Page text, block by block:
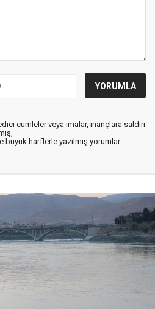
cümleler veya imalar, inançlara saldırı
büyük harflerle yazılmış yorumlar